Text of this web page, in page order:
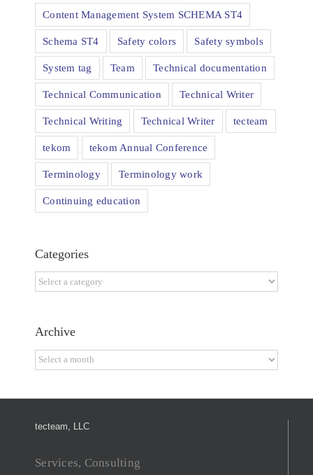
Content Management System SCHEMA ST4
Schema ST4 Safety colors Safety symbols
System tag Team Technical documentation
Technical Communication Technical Writer
Technical Writing Technical Writer tecteam
tekom tekom Annual Conference
Terminology Terminology work
Continuing education
Categories
Categories
Archive
Archive
tecteam, LLC
Services, Consulting